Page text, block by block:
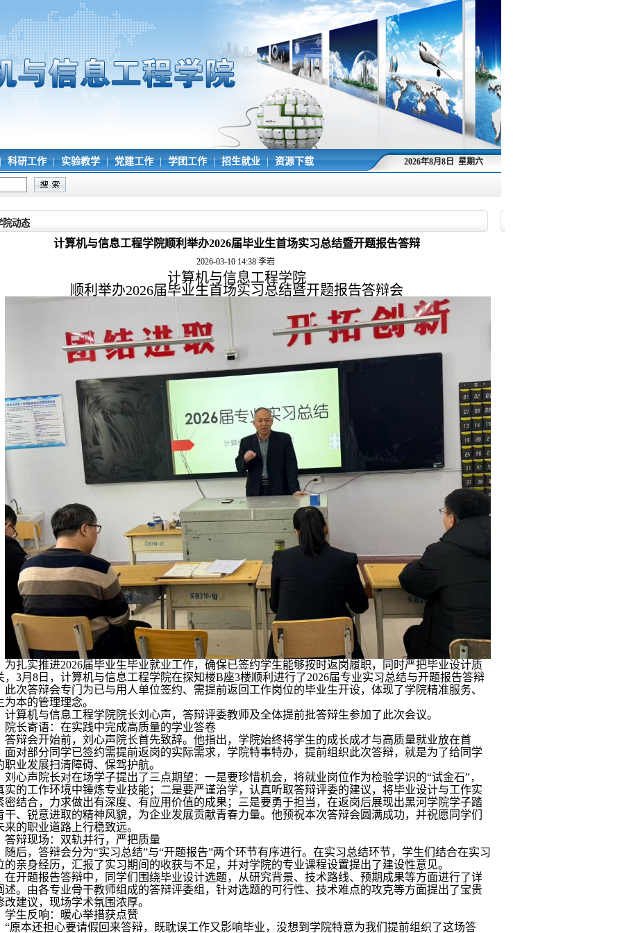
科研工作 | 实验教学 | 党建工作 | 学团工作 | 招生就业 | 资源下载 2026年8月8日 星期六
院动态
计算机与信息工程学院顺利举办2026届毕业生首场实习总结暨开题报告答辩
2026-03-10 14:38 李岩
计算机与信息工程学院
顺利举办2026届毕业生首场实习总结暨开题报告答辩会
为扎实推进2026届毕业生毕业就业工作，确保已签约学生能够按时返岗履职，同时严把毕业设计质
3月8日，计算机与信息工程学院在探知楼B座3楼顺利进行了2026届专业实习总结与开题报告答辩
此次答辩会专门为已与用人单位签约、需提前返回工作岗位的毕业生开设，体现了学院精准服务、
为本的管理理念。
计算机与信息工程学院院长刘心声，答辩评委教师及全体提前批答辩生参加了此次会议。
院长寄语：在实践中完成高质量的学业答卷
答辩会开始前，刘心声院长首先致辞。他指出，学院始终将学生的成长成才与高质量就业放在首
面对部分同学已签约需提前返岗的实际需求，学院特事特办，提前组织此次答辩，就是为了给同学
职业发展扫清障碍、保驾护航。
刘心声院长对在场学子提出了三点期望：一是要珍惜机会，将就业岗位作为检验学识的“试金石”，
实的工作环境中锤炼专业技能；二是要严谨治学，认真听取答辩评委的建议，将毕业设计与工作实
密结合，力求做出有深度、有应用价值的成果；三是要勇于担当，在返岗后展现出黑河学院学子踏
干、锐意进取的精神风貌，为企业发展贡献青春力量。他预祝本次答辩会圆满成功，并祝愿同学们
来的职业道路上行稳致远。
答辩现场：双轨并行，严把质量
随后，答辩会分为“实习总结”与“开题报告”两个环节有序进行。在实习总结环节，学生们结合在实习
的亲身经历，汇报了实习期间的收获与不足，并对学院的专业课程设置提出了建设性意见。
在开题报告答辩中，同学们围绕毕业设计选题，从研究背景、技术路线、预期成果等方面进行了详
述。由各专业骨干教师组成的答辩评委组，针对选题的可行性、技术难点的攻克等方面提出了宝贵
改建议，现场学术氛围浓厚。
学生反响：暖心举措获点赞
“原本还担心要请假回来答辩，既耽误工作又影响毕业，没想到学院特意为我们提前组织了这场答